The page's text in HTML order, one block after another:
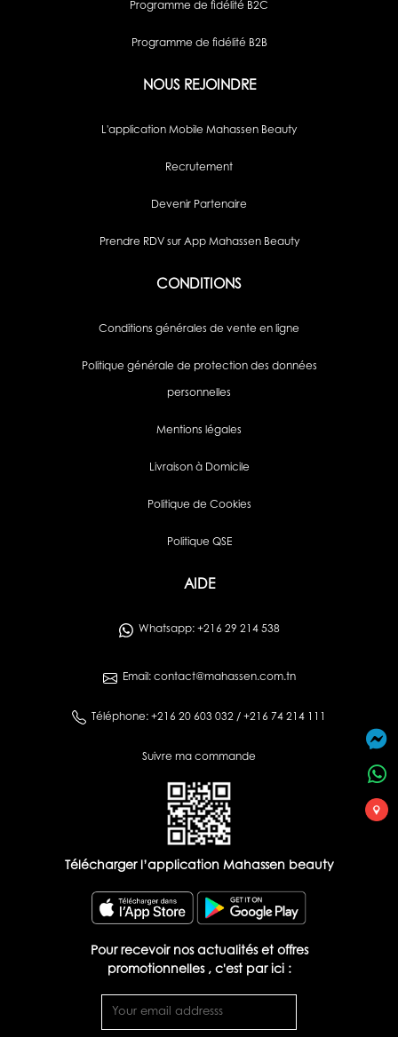
Programme de fidélité B2C
Programme de fidélité B2B
NOUS REJOINDRE
L'application Mobile Mahassen Beauty
Recrutement
Devenir Partenaire
Prendre RDV sur App Mahassen Beauty
CONDITIONS
Conditions générales de vente en ligne
Politique générale de protection des données
personnelles
Mentions légales
Livraison à Domicile
Politique de Cookies
Politique QSE
AIDE
Whatsapp: +216 29 214 538
Email: contact@mahassen.com.tn
Téléphone: +216 20 603 032 / +216 74 214 111
Suivre ma commande
Télécharger l’application Mahassen beauty
Pour recevoir nos actualités et offres
promotionnelles , c'est par ici :